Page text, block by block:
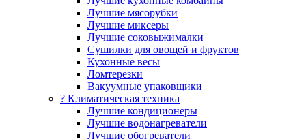
Лучшие мясорубки
Лучшие миксеры
Лучшие соковыжималки
Сушилки для овощей и фруктов
Кухонные весы
Ломтерезки
Вакуумные упаковщики
?️ Климатическая техника
Лучшие кондиционеры
Лучшие водонагреватели
Лучшие обогреватели